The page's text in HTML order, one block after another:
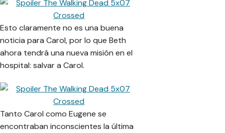
Esto claramente no es una buena
noticia para Carol, por lo que Beth
ahora tendrá una nueva misión en el
hospital: salvar a Carol.
Tanto Carol como Eugene se
encontraban inconscientes la última